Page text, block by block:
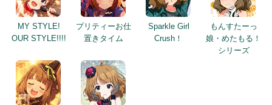
MY STYLE!
OUR STYLE!!!!
プリティーお仕
置きタイム
Sparkle Girl
Crush！
もんすたーっ
娘・めたもる！
シリーズ